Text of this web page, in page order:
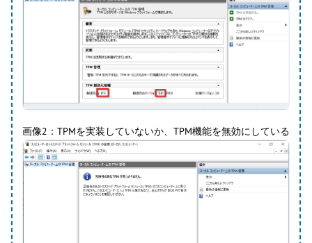
画像2：TPMを実装していないか、TPM機能を無効にしている